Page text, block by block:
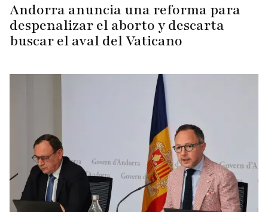
Andorra anuncia una reforma para
despenalizar el aborto y descarta
buscar el aval del Vaticano